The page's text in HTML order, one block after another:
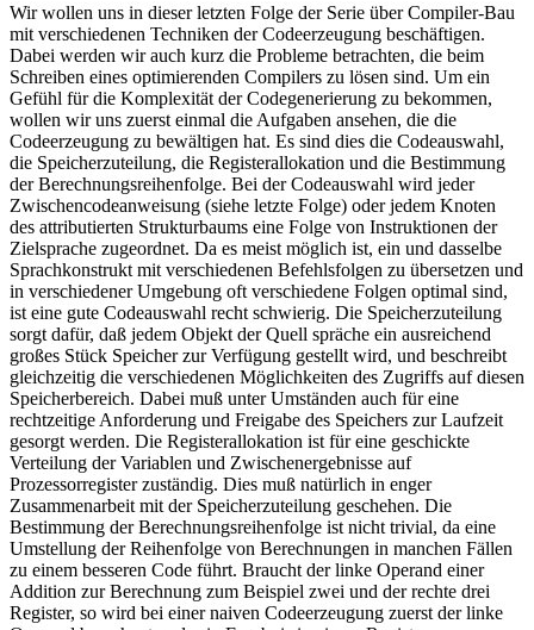
Wir wollen uns in dieser letzten Folge der Serie über Compiler-Bau
mit verschiedenen Techniken der Codeerzeugung beschäftigen.
Dabei werden wir auch kurz die Probleme betrachten, die beim
Schreiben eines optimierenden Compilers zu lösen sind. Um ein
Gefühl für die Komplexität der Codegenerierung zu bekommen,
wollen wir uns zuerst einmal die Aufgaben ansehen, die die
Codeerzeugung zu bewältigen hat. Es sind dies die Codeauswahl,
die Speicherzuteilung, die Registerallokation und die Bestimmung
der Berechnungsreihenfolge. Bei der Codeauswahl wird jeder
Zwischencodeanweisung (siehe letzte Folge) oder jedem Knoten
des attributierten Strukturbaums eine Folge von Instruktionen der
Zielsprache zugeordnet. Da es meist möglich ist, ein und dasselbe
Sprachkonstrukt mit verschiedenen Befehlsfolgen zu übersetzen und
in verschiedener Umgebung oft verschiedene Folgen optimal sind,
ist eine gute Codeauswahl recht schwierig. Die Speicherzuteilung
sorgt dafür, daß jedem Objekt der Quell spräche ein ausreichend
großes Stück Speicher zur Verfügung gestellt wird, und beschreibt
gleichzeitig die verschiedenen Möglichkeiten des Zugriffs auf diesen
Speicherbereich. Dabei muß unter Umständen auch für eine
rechtzeitige Anforderung und Freigabe des Speichers zur Laufzeit
gesorgt werden. Die Registerallokation ist für eine geschickte
Verteilung der Variablen und Zwischenergebnisse auf
Prozessorregister zuständig. Dies muß natürlich in enger
Zusammenarbeit mit der Speicherzuteilung geschehen. Die
Bestimmung der Berechnungsreihenfolge ist nicht trivial, da eine
Umstellung der Reihenfolge von Berechnungen in manchen Fällen
zu einem besseren Code führt. Braucht der linke Operand einer
Addition zur Berechnung zum Beispiel zwei und der rechte drei
Register, so wird bei einer naiven Codeerzeugung zuerst der linke